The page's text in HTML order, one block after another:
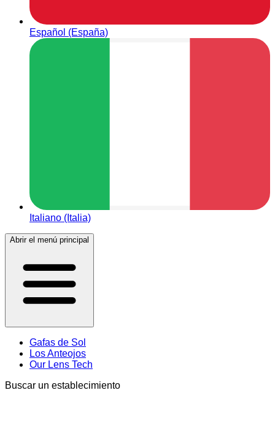
Español (España)
Italiano (Italia)
Abrir el menú principal
Gafas de Sol
Los Anteojos
Our Lens Tech
Buscar un establecimiento